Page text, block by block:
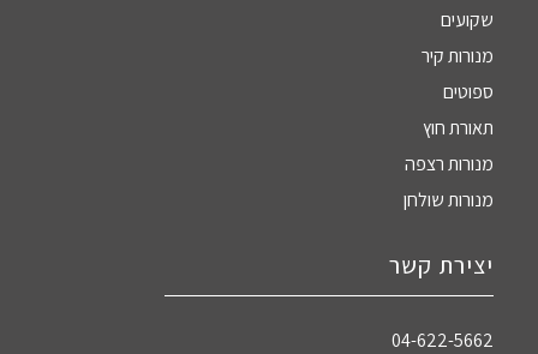
שקועים
מנורות קיר
ספוטים
תאורת חוץ
מנורות רצפה
מנורות שולחן
יצירת קשר
04-622-5662‏